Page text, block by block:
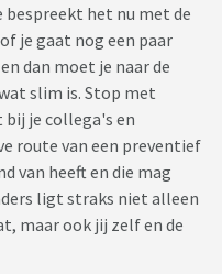
bespreekt het nu met de
je gaat nog een paar
dan moet je naar de
slim is. Stop met
je collega's en
route van een preventief
van heeft en die mag
ligt straks niet alleen
maar ook jij zelf en de